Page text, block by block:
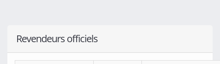
Revendeurs officiels